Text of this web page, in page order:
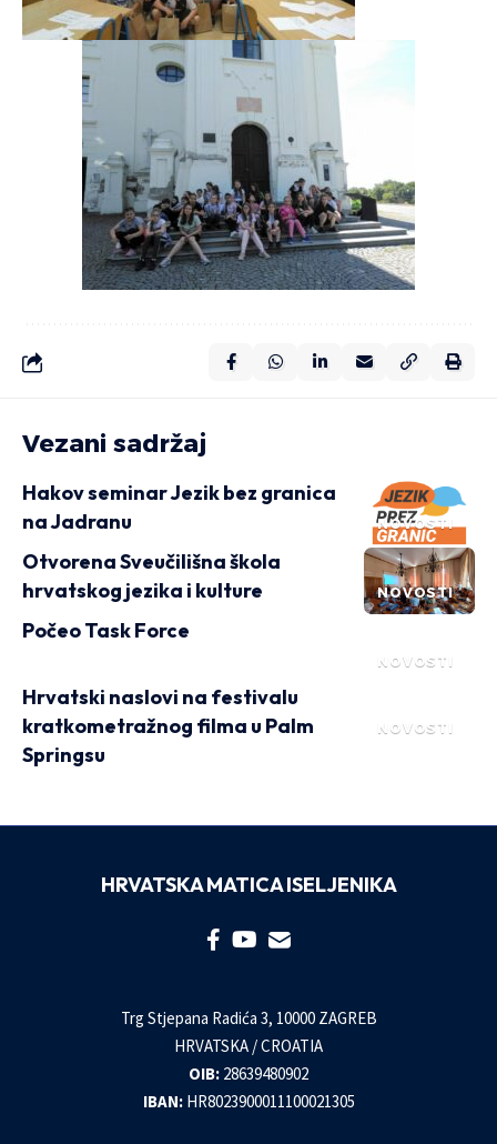
Vezani sadržaj
NOVOSTI
Hakov seminar Jezik bez granica
na Jadranu
NOVOSTI
Otvorena Sveučilišna škola
hrvatskog jezika i kulture
NOVOSTI
Počeo Task Force
NOVOSTI
Hrvatski naslovi na festivalu
kratkometražnog filma u Palm
Springsu
HRVATSKA MATICA ISELJENIKA
Trg Stjepana Radića 3, 10000 ZAGREB
HRVATSKA / CROATIA
OIB: 28639480902
IBAN: HR8023900011100021305